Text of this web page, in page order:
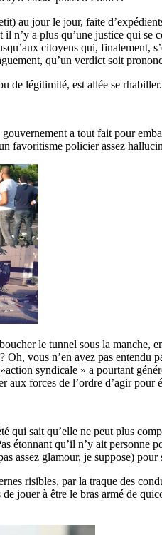
au jour le jour, faite
n’y a plus qu’une justice qui
citoyens qui, finalement,
qu’un verdict soit
de légitimité, est allée se rhabiller.
a tout fait pour
favoritisme policier assez
le tunnel sous la manche,
vous n’en avez pas
syndicale » a pourtant
aux forces de l’ordre d’agir pour
qui sait qu’elle ne peut plus
étonnant qu’il n’y ait personne
assez glamour, je suppose)
risibles, par la traque des
jouer à être le bras armé de